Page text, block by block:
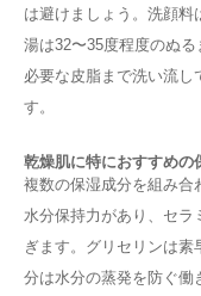
は避けましょう。洗顔料
湯は32〜35度程度のぬ
必要な皮脂まで洗い流し
す。
乾燥肌に特におすすめの
複数の保湿成分を組み合
水分保持力があり、セラ
ぎます。グリセリンは
分は水分の蒸発を防ぐ働